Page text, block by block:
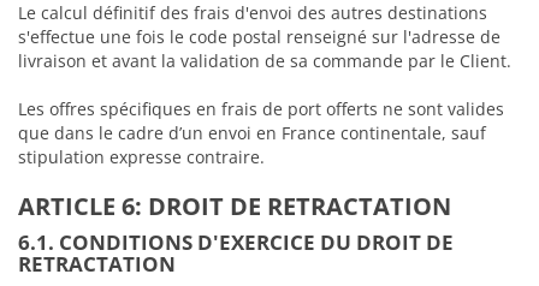
Le calcul définitif des frais d'envoi des autres destinations
s'effectue une fois le code postal renseigné sur l'adresse de
livraison et avant la validation de sa commande par le Client.
Les offres spécifiques en frais de port offerts ne sont valides
que dans le cadre d’un envoi en France continentale, sauf
stipulation expresse contraire.
ARTICLE 6: DROIT DE RETRACTATION
6.1. CONDITIONS D'EXERCICE DU DROIT DE
RETRACTATION